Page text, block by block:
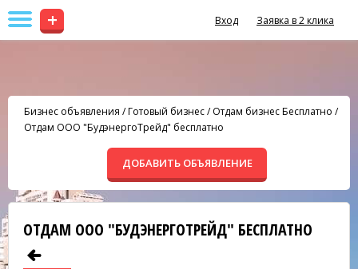
+ Вход Заявка в 2 клика
Бизнес объявления /Готовый бизнес/Отдам бизнес Бесплатно /
Отдам ООО "БудэнергоТрейд" бесплатно
ДОБАВИТЬ ОБЪЯВЛЕНИЕ
ОТДАМ ООО "БУДЭНЕРГОТРЕЙД" БЕСПЛАТНО